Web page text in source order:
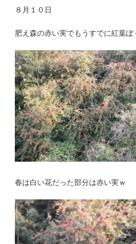
８月１０日
肥え森の赤い実でもうすでに紅葉ぽ
春は白い花だった部分は赤い実ｗ